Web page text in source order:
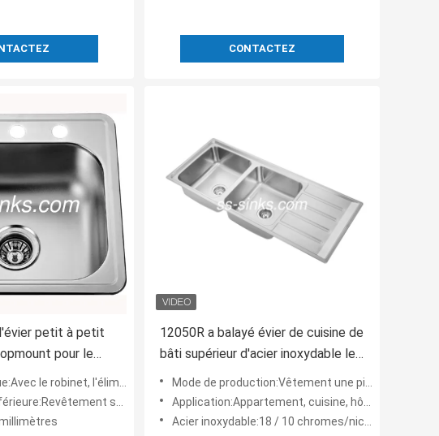
CONTACTEZ
petit à petit
pour le
de preuve de
bruit, avec le revêtement, la passoire, la planche à découper et l
de preuve et remplissage en caoutchouc épaisse
12050R a balayé évier de cuisine de
bâti supérieur d'acier inoxydable le
double avec un trou de robinet
Mode de production:Vêtement une pièce
Application:Appartement, cuisine, hôtel
Acier inoxydable:18 / 10 chromes/nickels, anti corrosion